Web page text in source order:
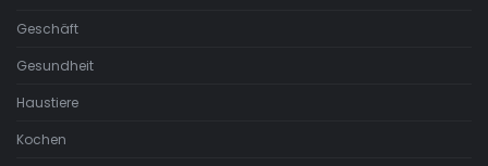
Geschäft
Gesundheit
Haustiere
Kochen